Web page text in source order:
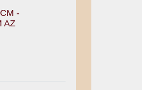
-
AZ